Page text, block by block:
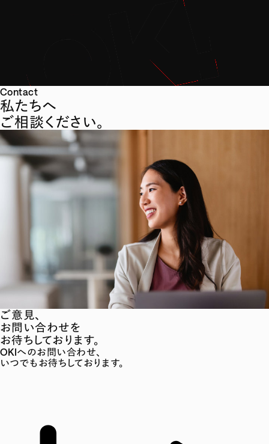
Contact
私たちへ
ご相談ください。
ご意見、
お問い合わせを
お待ちしております。
OKIへのお問い合わせ、
いつでもお待ちしております。